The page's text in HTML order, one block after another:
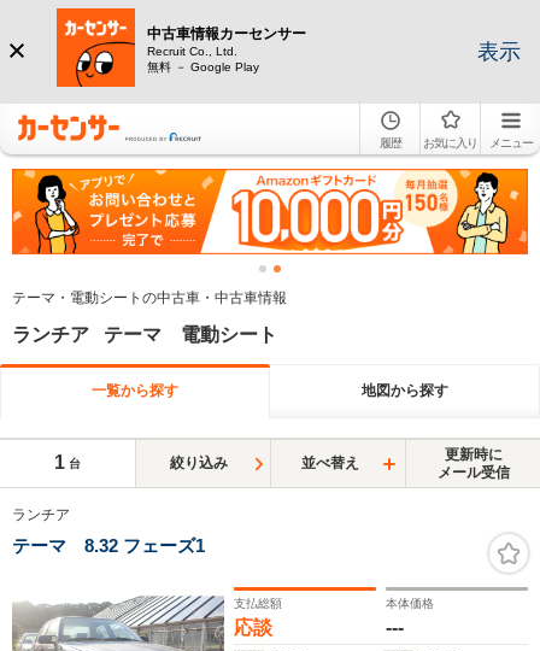
中古車情報カーセンサー
Recruit Co., Ltd.
無料 － Google Play
表示
履歴 お気に入り メニュー
テーマ・電動シートの中古車・中古車情報
ランチア テーマ 電動シート
一覧から探す 地図から探す
1 台 絞り込み 並べ替え
更新時に
メール受信
ランチア
テーマ 8.32 フェーズ1
支払総額
応談
本体価格
---